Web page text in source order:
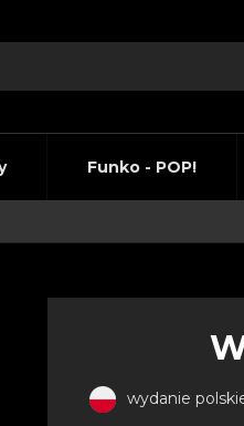
Funko - POP!
wydanie